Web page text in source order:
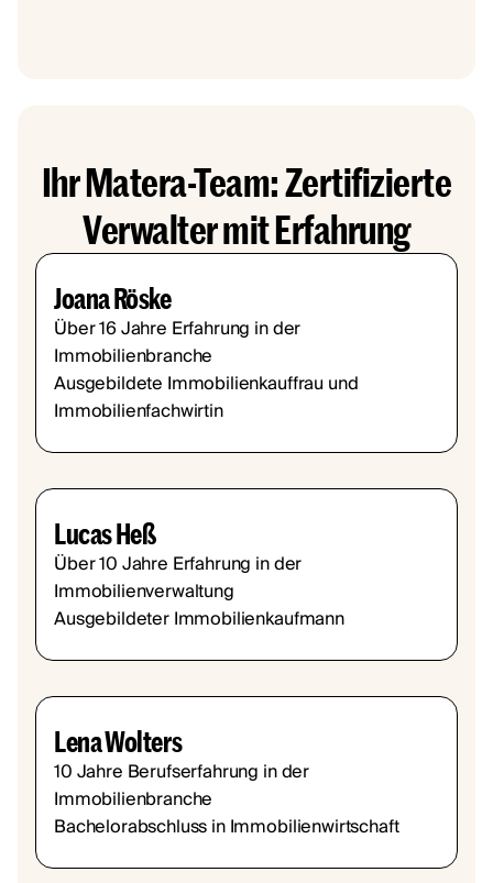
Ihr Matera-Team: Zertifizierte
Verwalter mit Erfahrung
Joana Röske
Über 16 Jahre Erfahrung in der
Immobilienbranche
Ausgebildete Immobilienkauffrau und
Immobilienfachwirtin
Lucas Heß
Über 10 Jahre Erfahrung in der
Immobilienverwaltung
Ausgebildeter Immobilienkaufmann
Lena Wolters
10 Jahre Berufserfahrung in der
Immobilienbranche
Bachelorabschluss in Immobilienwirtschaft